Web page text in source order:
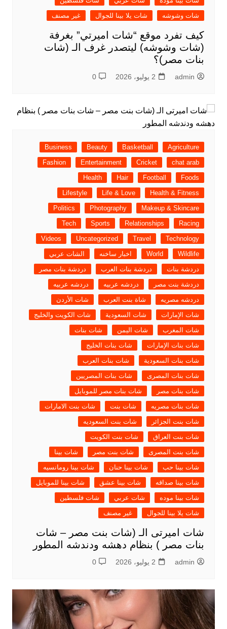
شات وشوشه
شات يلا بينا للجوال غير مصنف
كيف تفرد موقع “شات اميرتي” بغرفة
(شات وشوشه) ليتصدر غرف الـ (شات
بنات مصر)؟
admin 2 يوليو، 2026 0
Agriculture
Basketball
Beauty
Business
chat arab
Cricket
Entertainment
Fashion
Foods
Football
Hair
Health
Health & Fitness
Life & Love
Lifestyle
Makeup & Skincare
Photography
Politics
Racing
Relationships
Sports
Tech
Technology
Travel
Uncategorized
Videos
Wildlife
World اخبار ساخنه
الشات عربي
دردشة بنات
دردشة بنات العرب
دردشة بنات مصر
دردشة بنت مصر
دردشه عربيه
دردشه عربيه
دردشه مصريه
شاة بنت العرب
شات الأردن
شات الإمارات
شات السعودية
شات الكويت والخليج
شات المغرب
شات اليمن
شات بنات
شات بنات الإمارات
شات بنات الخليج
شات بنات السعودية
شات بنات العرب
شات بنات المصرى
شات بنات المصريين
شات بنات مصر
شات بنات مصر للموبايل
شات بنات مصريه
شات بنت
شات بنت الامارات
شات بنت الجزائر
شات بنت السعوديه
شات بنت العراق
شات بنت الكويت
شات بنت المصرى
شات بنت مصر
شات بينا
شات بينا حب
شات بينا حنان
شات بينا رومانسيه
شات بينا صداقه
شات بينا عشق
شات بينا للموبايل
شات بينا موده
شات عربي
شات فلسطين
شات يلا بينا للجوال
غير مصنف
شات اميرتى الـ (شات بنت مصر – شات
بنات مصر ) بنظام دهشه ودندشه المطور
admin 2 يوليو، 2026 0